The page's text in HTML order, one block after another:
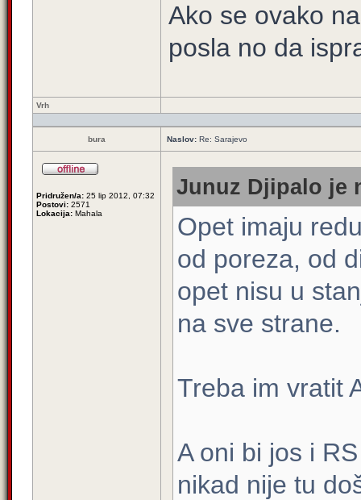
Ako se ovako
posla no da
Vrh
bura Naslov: Re: Sarajevo
Pridružen/a: 25 lip 2012, 07:32
Postovi: 2571
Lokacija: Mahala
Junuz Djipalo je
Opet imaju
od poreza, od
opet nisu u
na sve strane.
Treba im vratit
A oni bi jos i
nikad nije tu